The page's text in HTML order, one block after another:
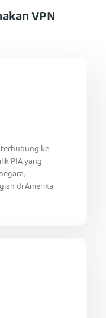
VPN
ke
PIA yang
di Amerika